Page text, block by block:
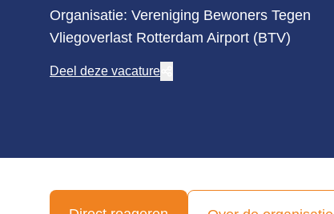
Organisatie: Vereniging Bewoners Tegen
Vliegoverlast Rotterdam Airport (BTV)
Deel deze vacature